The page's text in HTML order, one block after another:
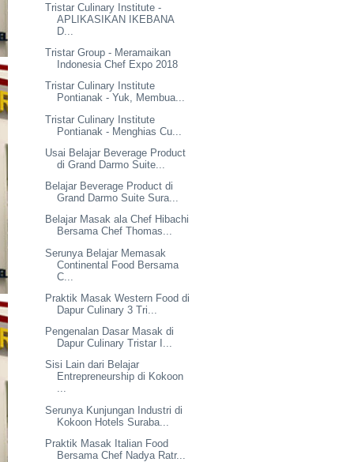
Tristar Culinary Institute -
APLIKASIKAN IKEBANA
D...
Tristar Group - Meramaikan
Indonesia Chef Expo 2018
Tristar Culinary Institute
Pontianak - Yuk, Membua...
Tristar Culinary Institute
Pontianak - Menghias Cu...
Usai Belajar Beverage Product
di Grand Darmo Suite...
Belajar Beverage Product di
Grand Darmo Suite Sura...
Belajar Masak ala Chef Hibachi
Bersama Chef Thomas...
Serunya Belajar Memasak
Continental Food Bersama
C...
Praktik Masak Western Food di
Dapur Culinary 3 Tri...
Pengenalan Dasar Masak di
Dapur Culinary Tristar I...
Sisi Lain dari Belajar
Entrepreneurship di Kokoon
...
Serunya Kunjungan Industri di
Kokoon Hotels Suraba...
Praktik Masak Italian Food
Bersama Chef Nadya Ratr...